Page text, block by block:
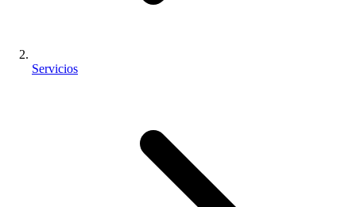
Servicios